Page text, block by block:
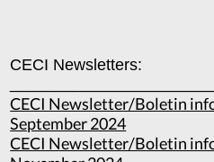
CECI Newsletters:
CECI Newsletter/Boletin
September 2024
CECI Newsletter/Boletin